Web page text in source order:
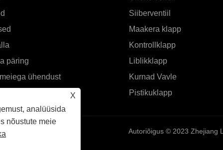
X
analüüsida
nõustute meie
päring
ühendust
Siiberventiil
Maakera klapp
Kontrollklapp
Liblikklapp
Kurnad Vavle
Pistikuklapp
Autoriõigus © 2023 Zhejiang